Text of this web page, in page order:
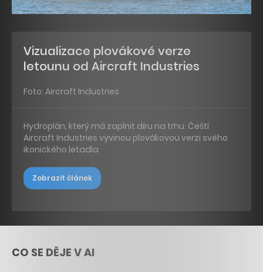
Vizualizace plovákové verze
letounu od Aircraft Industries
Foto: Aircraft Industries
Hydroplán, který má zaplnit díru na trhu. Čeští
Aircraft Industries vyvinou plovákovou verzi svého
ikonického letadla
Zobrazit článek
CO SE DĚJE V AI